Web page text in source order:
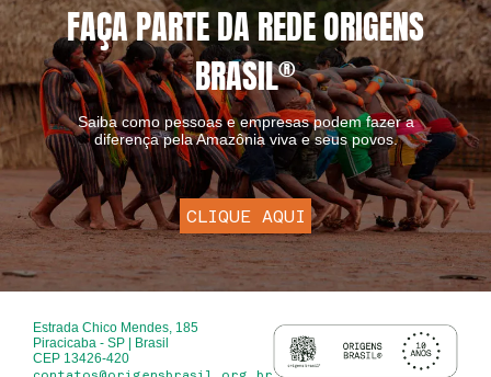
FAÇA PARTE DA REDE ORIGENS
BRASIL®
Saiba como pessoas e empresas podem fazer a
diferença pela Amazônia viva e seus povos.
CLIQUE AQUI
Estrada Chico Mendes, 185
Piracicaba - SP | Brasil
CEP 13426-420